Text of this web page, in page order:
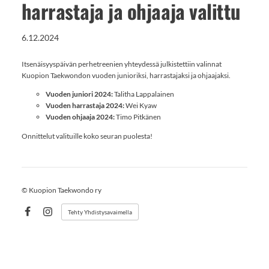
harrastaja ja ohjaaja valittu
6.12.2024
Itsenäisyyspäivän perhetreenien yhteydessä julkistettiin valinnat
Kuopion Taekwondon vuoden junioriksi, harrastajaksi ja ohjaajaksi.
Vuoden juniori 2024:Talitha Lappalainen
Vuoden harrastaja 2024:Wei Kyaw
Vuoden ohjaaja 2024:Timo Pitkänen
Onnittelut valituille koko seuran puolesta!
© Kuopion Taekwondo ry
Instagram
Tehty Yhdistysavaimella